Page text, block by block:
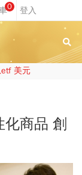
0
美元
商品 創